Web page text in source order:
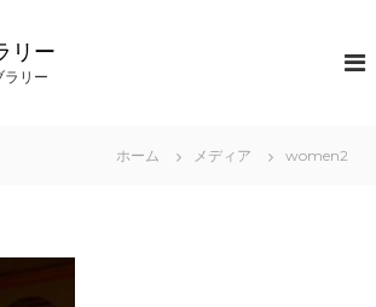
リー
ラリー
ホーム メディア women2